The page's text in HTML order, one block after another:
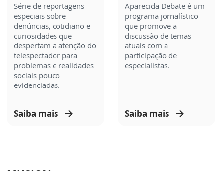
Série de reportagens
especiais sobre
denúncias, cotidiano e
curiosidades que
despertam a atenção do
telespectador para
problemas e realidades
sociais pouco
evidenciadas.
Saiba mais
Aparecida Debate é um
programa jornalístico
que promove a
discussão de temas
atuais com a
participação de
especialistas.
Saiba mais